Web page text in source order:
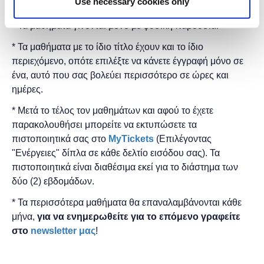
* Τα μαθήματα γίνονται μόνο με φυσική παρουσία.
* Τα μαθήματα με το ίδιο τίτλο έχουν και το ίδιο
περιεχόμενο, οπότε επιλέξτε να κάνετε έγγραφή μόνο σε
ένα, αυτό που σας βολεύει περισσότερο σε ώρες και
ημέρες.
* Μετά το τέλος τον μαθημάτων και αφού το έχετε
παρακολουθήσει μπορείτε να εκτυπώσετε τα
πιστοποιητικά ​σας στο MyTickets (Επιλέγοντας
"Ενέργειες" δίπλα σε κάθε δελτίο εισόδου σας). Τα
πιστοποιητικά είναι διαθέσιμα εκεί για το διάστημα των
δύο (2) εβδομάδων.
* Τα περισσότερα μαθήματα θα επαναλαμβάνονται κάθε
μήνα, για να ενημερωθείτε για το επόμενο γραφείτε
στο newsletter μας!